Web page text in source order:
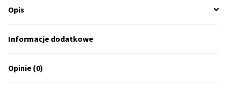
Opis
Informacje dodatkowe
Opinie (0)